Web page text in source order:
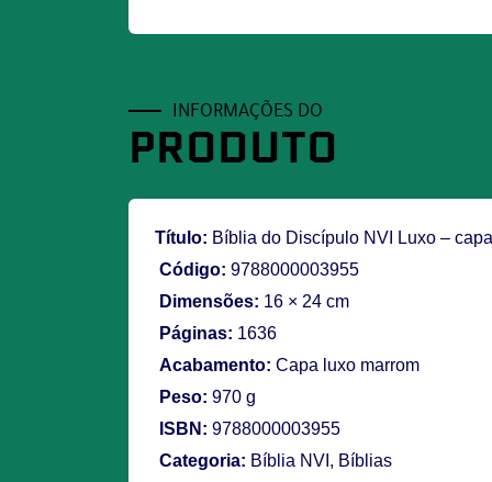
INFORMAÇÕES DO
PRODUTO
Título: Bíblia do Discípulo NVI Luxo –
Código: 9788000003955
Dimensões: 16 × 24 cm
Páginas: 1636
Acabamento: Capa luxo marrom
Peso: 970 g
ISBN: 9788000003955
Categoria: Bíblia NVI , Bíblias